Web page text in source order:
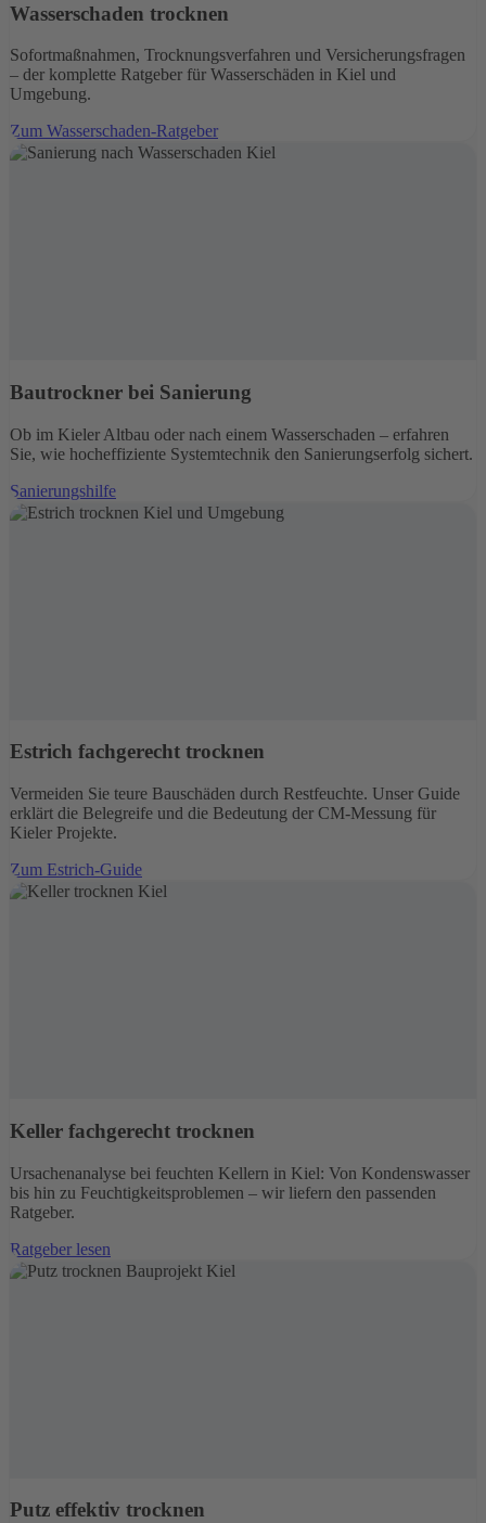
Wasserschaden trocknen
Sofortmaßnahmen, Trocknungsverfahren und Versicherungsfragen
– der komplette Ratgeber für Wasserschäden in Kiel und
Umgebung.
Zum Wasserschaden-Ratgeber
Bautrockner bei Sanierung
Ob im Kieler Altbau oder nach einem Wasserschaden – erfahren
Sie, wie hocheffiziente Systemtechnik den Sanierungserfolg sichert.
Sanierungshilfe
Estrich fachgerecht trocknen
Vermeiden Sie teure Bauschäden durch Restfeuchte. Unser Guide
erklärt die Belegreife und die Bedeutung der CM-Messung für
Kieler Projekte.
Zum Estrich-Guide
Keller fachgerecht trocknen
Ursachenanalyse bei feuchten Kellern in Kiel: Von Kondenswasser
bis hin zu Feuchtigkeitsproblemen – wir liefern den passenden
Ratgeber.
Ratgeber lesen
Putz effektiv trocknen